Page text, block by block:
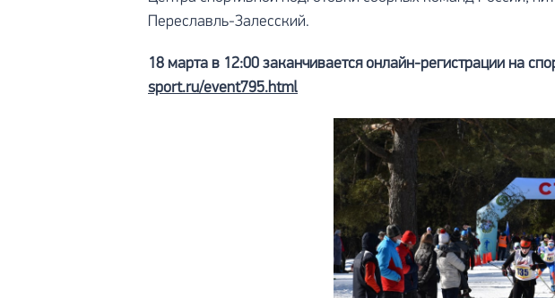
Переславль-Залесский.
18 марта в 12:00 заканчивается онлайн-регистрации на
sport.ru/event795.html